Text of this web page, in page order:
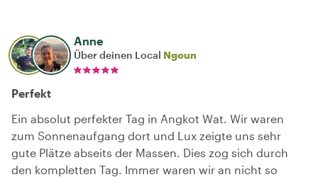
Anne
Über deinen Local Ngoun
Perfekt
Ein absolut perfekter Tag in Angkot Wat. Wir waren
zum Sonnenaufgang dort und Lux zeigte uns sehr
gute Plätze abseits der Massen. Dies zog sich durch
den kompletten Tag. Immer waren wir an nicht so